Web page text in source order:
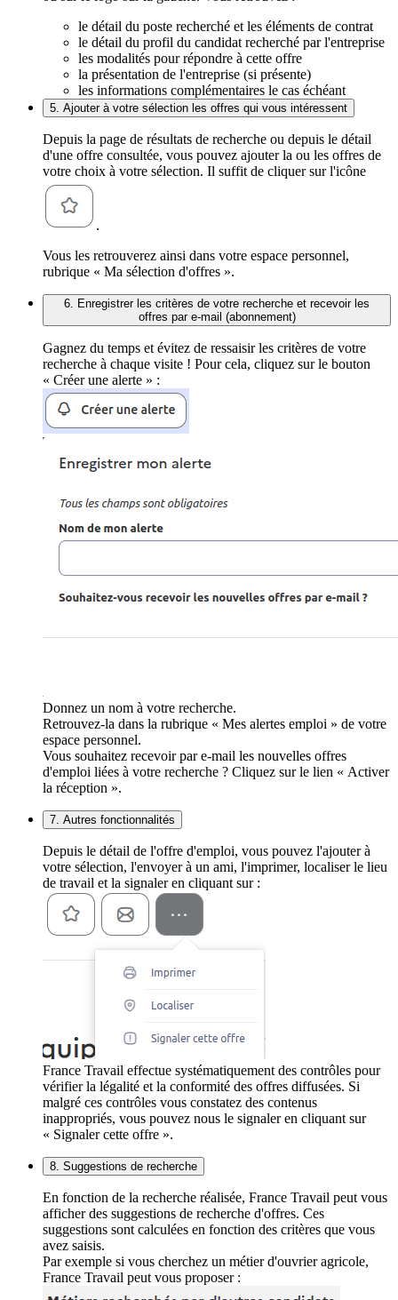
le détail du poste recherché et les éléments de contrat
le détail du profil du candidat recherché par l'entreprise
les modalités pour répondre à cette offre
la présentation de l'entreprise (si présente)
les informations complémentaires le cas échéant
5. Ajouter à votre sélection les offres qui vous intéressent
Depuis la page de résultats de recherche ou depuis le détail
d'une offre consultée, vous pouvez ajouter la ou les offres de
votre choix à votre sélection. Il suffit de cliquer sur l'icône
.
Vous les retrouverez ainsi dans votre espace personnel,
rubrique « Ma sélection d'offres ».
6. Enregistrer les critères de votre recherche et recevoir les
offres par e-mail (abonnement)
Gagnez du temps et évitez de ressaisir les critères de votre
recherche à chaque visite ! Pour cela, cliquez sur le bouton
« Créer une alerte » :
Donnez un nom à votre recherche.
Retrouvez-la dans la rubrique « Mes alertes emploi » de votre
espace personnel.
Vous souhaitez recevoir par e-mail les nouvelles offres
d'emploi liées à votre recherche ? Cliquez sur le lien « Activer
la réception ».
7. Autres fonctionnalités
Depuis le détail de l'offre d'emploi, vous pouvez l'ajouter à
votre sélection, l'envoyer à un ami, l'imprimer, localiser le lieu
de travail et la signaler en cliquant sur :
France Travail effectue systématiquement des contrôles pour
vérifier la légalité et la conformité des offres diffusées. Si
malgré ces contrôles vous constatez des contenus
inappropriés, vous pouvez nous le signaler en cliquant sur
« Signaler cette offre ».
8. Suggestions de recherche
En fonction de la recherche réalisée, France Travail peut vous
afficher des suggestions de recherche d'offres. Ces
suggestions sont calculées en fonction des critères que vous
avez saisis.
Par exemple si vous cherchez un métier d'ouvrier agricole,
France Travail peut vous proposer :